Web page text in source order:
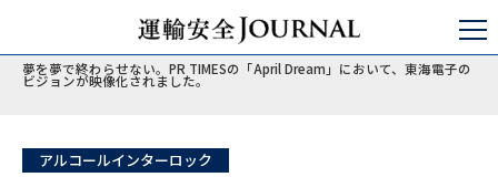
ひと・いのち・アルコール
夢を夢で終わらせない。PR TIMESの「April Dream」において、東海電子の
ビジョンが映像化されました。
アルコールインターロック